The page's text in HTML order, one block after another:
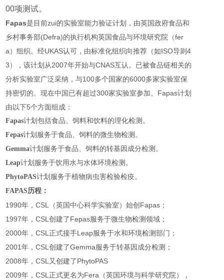
00项测试。
Fapas是目前zui的实验室能力验证计划，由英国政府食品和
乡村事务部(Defra)的执行机构英国食品与环境研究院（fer
a）组织。经UKAS认可，由标准化组织向推荐（如ISO导则4
3），该计划从2007年开始与CNAS互认。已被食品链相关的
分析实验室广泛采纳，与100多个国家的6000多家实验室保
持密切的。现在中国已有超过300家实验室参加。Fapas计划
由以下5个方面组成：
Fapas计划包括食品、饲料和饮料的理化检测。
Fepas计划服务于食品、饲料的微生物检测。
Gemma计划服务于食品、饲料的转基因成分检测。
Leap计划服务于饮用水与水体环境检测。
PhytoPAS计划服务于植物病虫害检验检疫。
FAPAS历程：
1990年，CSL（英国中心科学实验室）始创Fapas；
1997年，CSL创建了Fepas服务于微生物检测领域；
2000年，CSL正式接手Leap服务于水和环境检测部门；
2001年，CSL创建了Gemma服务于转基因成分检测；
2008年，CSL又创建了PhytoPAS
2009年，CSL正式更名为Fera（英国环境与科学研究院），